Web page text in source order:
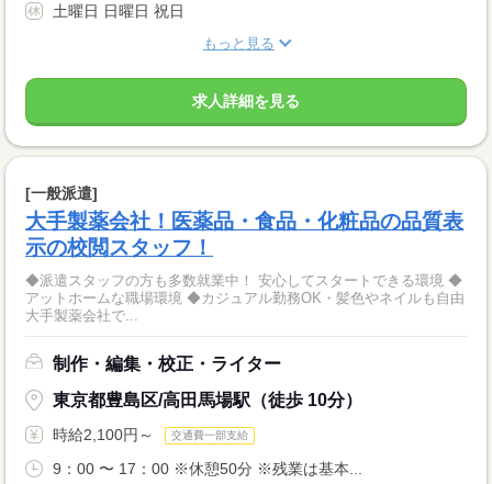
土曜日 日曜日 祝日
もっと見る
求人詳細を見る
[一般派遣]
大手製薬会社！医薬品・食品・化粧品の品質表
示の校閲スタッフ！
◆派遣スタッフの方も多数就業中！ 安心してスタートできる環境 ◆
アットホームな職場環境 ◆カジュアル勤務OK・髪色やネイルも自由
大手製薬会社で...
制作・編集・校正・ライター
東京都豊島区/高田馬場駅（徒歩 10分）
時給2,100円～ 交通費一部支給
9：00 〜 17：00 ※休憩50分 ※残業は基本...